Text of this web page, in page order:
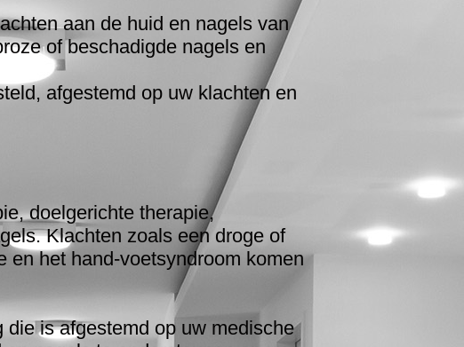
aan de huid en nagels van
of beschadigde nagels en
afgestemd op uw klachten en
doelgerichte therapie,
Klachten zoals een droge of
en het hand-voetsyndroom komen
is afgestemd op uw medische